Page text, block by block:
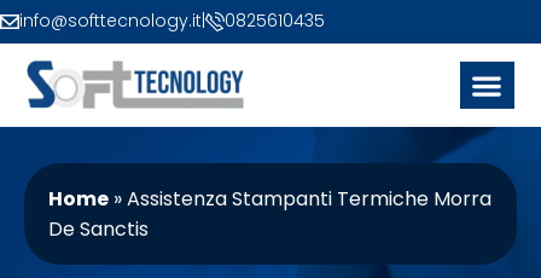
info@softtecnology.it 0825610435
Home »Assistenza Stampanti Termiche Morra
De Sanctis